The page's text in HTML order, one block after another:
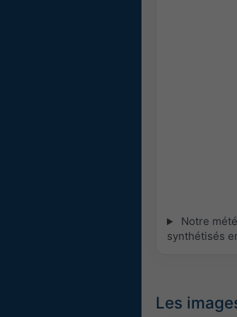
Notre
synthétisés
Les